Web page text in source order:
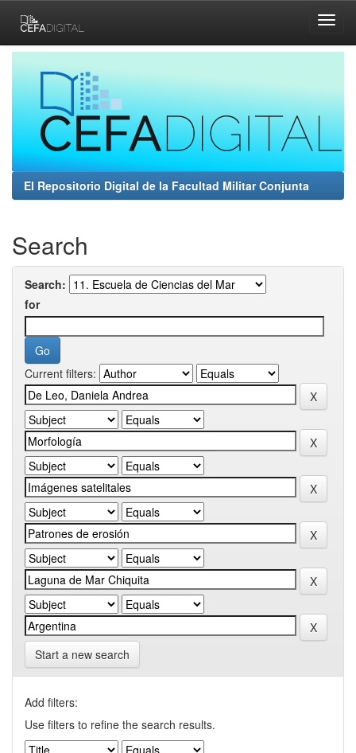
navigation
El Repositorio Digital de la Facultad Militar Conjunta
Search
Search:
for
Current filters:
Start a new search
Add filters:
Use filters to refine the search results.